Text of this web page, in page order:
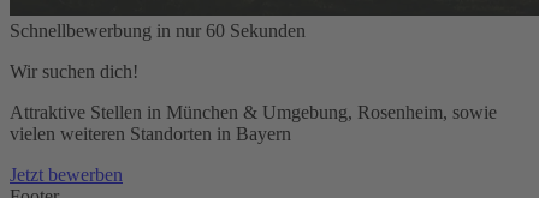
Schnellbewerbung in nur 60 Sekunden
Wir suchen dich!
Attraktive Stellen in München & Umgebung, Rosenheim, sowie
vielen weiteren Standorten in Bayern
Jetzt bewerben